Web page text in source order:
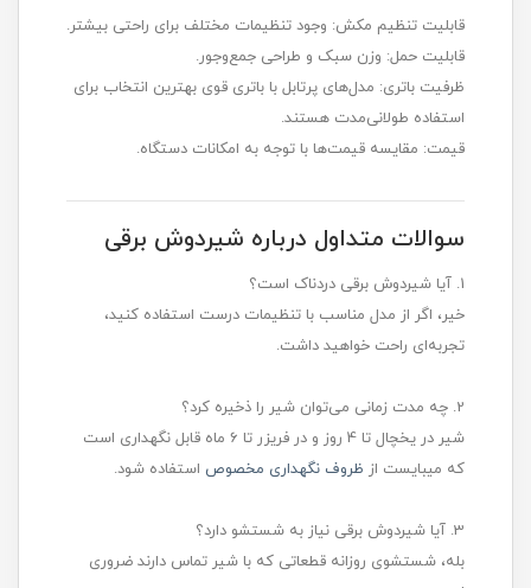
قابلیت تنظیم مکش: وجود تنظیمات مختلف برای راحتی بیشتر.
قابلیت حمل: وزن سبک و طراحی جمع‌وجور.
ظرفیت باتری: مدل‌های پرتابل با باتری قوی بهترین انتخاب برای
استفاده طولانی‌مدت هستند.
قیمت: مقایسه قیمت‌ها با توجه به امکانات دستگاه.
سوالات متداول درباره شیردوش برقی
1. آیا شیردوش برقی دردناک است؟
خیر، اگر از مدل مناسب با تنظیمات درست استفاده کنید،
تجربه‌ای راحت خواهید داشت.
2. چه مدت زمانی می‌توان شیر را ذخیره کرد؟
شیر در یخچال تا 4 روز و در فریزر تا 6 ماه قابل نگهداری است
که میبایست از ظروف نگهداری مخصوص استفاده شود.
3. آیا شیردوش برقی نیاز به شستشو دارد؟
بله، شستشوی روزانه قطعاتی که با شیر تماس دارند ضروری